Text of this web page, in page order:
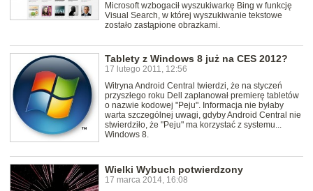
Microsoft wzbogacił wyszukiwarkę Bing w funkcję
Visual Search, w której wyszukiwanie tekstowe
zostało zastąpione obrazkami.
Tablety z Windows 8 już na CES 2012?
17 lutego 2011, 12:56
Witryna Android Central twierdzi, że na styczeń
przyszłego roku Dell zaplanował premierę tabletów
o nazwie kodowej "Peju". Informacja nie byłaby
warta szczególnej uwagi, gdyby Android Central nie
stwierdziło, że "Peju" ma korzystać z systemu...
Windows 8.
Wielki Wybuch potwierdzony
17 marca 2014, 16:08